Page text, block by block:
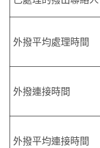
外撥平均處理時間
外撥連接時間
外撥平均連接時間